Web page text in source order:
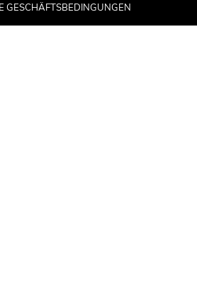
GESCHÄFTSBEDINGUNGEN